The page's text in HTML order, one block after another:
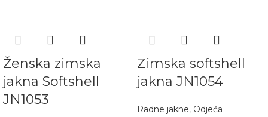
Ženska zimska
jakna Softshell
JN1053
Zimska softshell
jakna JN1054
Radne jakne, Odjeća